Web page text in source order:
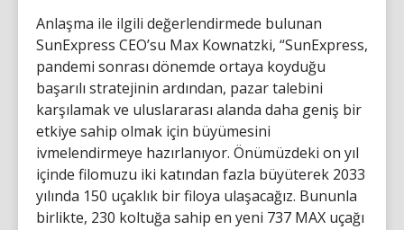
Anlaşma ile ilgili değerlendirmede bulunan
SunExpress CEO’su Max Kownatzki, “SunExpress,
pandemi sonrası dönemde ortaya koyduğu
başarılı stratejinin ardından, pazar talebini
karşılamak ve uluslararası alanda daha geniş bir
etkiye sahip olmak için büyümesini
ivmelendirmeye hazırlanıyor. Önümüzdeki on yıl
içinde filomuzu iki katından fazla büyüterek 2033
yılında 150 uçaklık bir filoya ulaşacağız. Bununla
birlikte, 230 koltuğa sahip en yeni 737 MAX uçağı